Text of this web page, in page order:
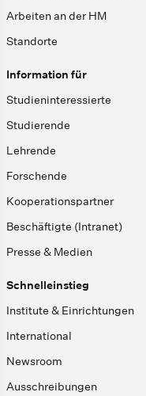
Arbeiten an der HM
Standorte
Information für
Studieninteressierte
Studierende
Lehrende
Forschende
Kooperationspartner
Beschäftigte (Intranet)
Presse & Medien
Schnelleinstieg
Institute & Einrichtungen
International
Newsroom
Ausschreibungen